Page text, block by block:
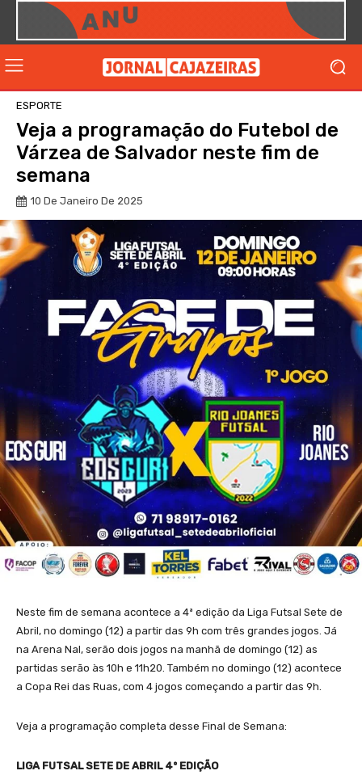
ESPORTE
Veja a programação do Futebol de
Várzea de Salvador neste fim de
semana
10 De Janeiro De 2025
Neste fim de semana acontece a 4ª edição da Liga Futsal Sete de
Abril, no domingo (12) a partir das 9h com três grandes jogos. Já
na Arena Nal, serão dois jogos na manhã de domingo (12) as
partidas serão às 10h e 11h20. Também no domingo (12) acontece
a Copa Rei das Ruas, com 4 jogos começando a partir das 9h.
Veja a programação completa desse Final de Semana:
LIGA FUTSAL SETE DE ABRIL 4º EDIÇÃO